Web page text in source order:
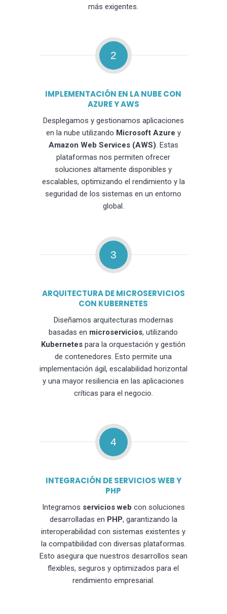
más exigentes.
2
IMPLEMENTACIÓN EN LA NUBE CON
AZURE Y AWS
Desplegamos y gestionamos aplicaciones
en la nube utilizando Microsoft Azure y
Amazon Web Services (AWS). Estas
plataformas nos permiten ofrecer
soluciones altamente disponibles y
escalables, optimizando el rendimiento y la
seguridad de los sistemas en un entorno
global.
3
ARQUITECTURA DE MICROSERVICIOS
CON KUBERNETES
Diseñamos arquitecturas modernas
basadas en microservicios, utilizando
Kubernetes para la orquestación y gestión
de contenedores. Esto permite una
implementación ágil, escalabilidad horizontal
y una mayor resiliencia en las aplicaciones
críticas para el negocio.
4
INTEGRACIÓN DE SERVICIOS WEB Y
PHP
Integramos servicios web con soluciones
desarrolladas en PHP, garantizando la
interoperabilidad con sistemas existentes y
la compatibilidad con diversas plataformas.
Esto asegura que nuestros desarrollos sean
flexibles, seguros y optimizados para el
rendimiento empresarial.